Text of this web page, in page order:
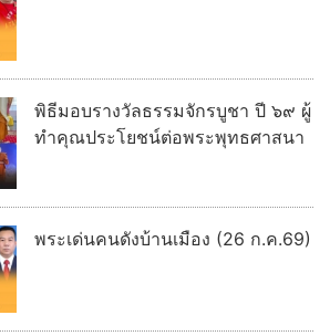
พิธีมอบรางวัลธรรมจักรบูชา ปี ๖๙ ผู้
ทำคุณประโยชน์ต่อพระพุทธศาสนา
พระเด่นคนดังบ้านเมือง (26 ก.ค.69)